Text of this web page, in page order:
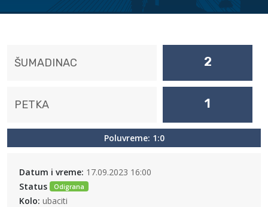
ŠUMADINAC 2
PETKA 1
Poluvreme: 1:0
Datum i vreme: 17.09.2023 16:00
Status
Odigrana
Kolo: ubaciti